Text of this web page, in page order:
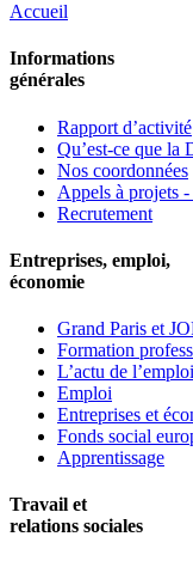
Accueil
Informations
générales
Rapport d’activité
Qu’est-ce que la
Nos coordonnées
Appels à projets -
Recrutement
Entreprises, emploi,
économie
Grand Paris et
Formation
L’actu de
Emploi
Entreprises et
Fonds social
Apprentissage
Travail et
relations sociales